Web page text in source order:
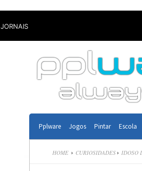
JORNAIS
Pplware Jogos Pintar Escola
HOME CURIOSIDADES IDOSO